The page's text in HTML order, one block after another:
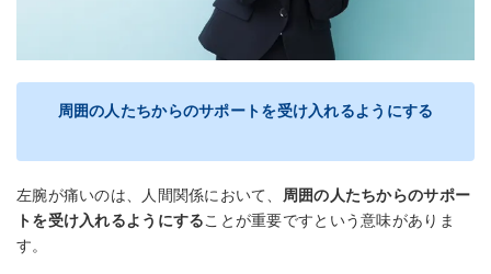
周囲の人たちからのサポートを受け入れるようにする
左腕が痛いのは、人間関係において、 周囲の人たちからのサポー
トを受け入れるようにすることが重要ですという意味がありま
す。